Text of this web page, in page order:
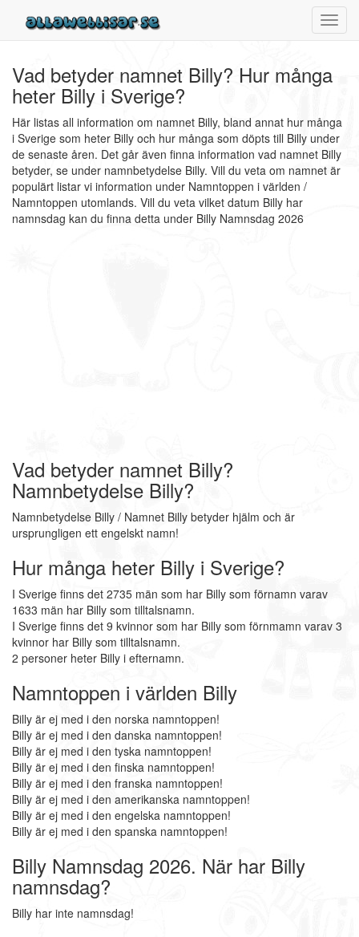
Vad betyder namnet Billy? Hur många
heter Billy i Sverige?
Här listas all information om namnet Billy, bland annat hur många
i Sverige som heter Billy och hur många som döpts till Billy under
de senaste åren. Det går även finna information vad namnet Billy
betyder, se under namnbetydelse Billy. Vill du veta om namnet är
populärt listar vi information under Namntoppen i världen /
Namntoppen utomlands. Vill du veta vilket datum Billy har
namnsdag kan du finna detta under Billy Namnsdag 2026
Vad betyder namnet Billy?
Namnbetydelse Billy?
Namnbetydelse Billy / Namnet Billy betyder hjälm och är
ursprungligen ett engelskt namn!
Hur många heter Billy i Sverige?
I Sverige finns det 2735 män som har Billy som förnamn varav
1633 män har Billy som tilltalsnamn.
I Sverige finns det 9 kvinnor som har Billy som förnmamn varav 3
kvinnor har Billy som tilltalsnamn.
2 personer heter Billy i efternamn.
Namntoppen i världen Billy
Billy är ej med i den norska namntoppen!
Billy är ej med i den danska namntoppen!
Billy är ej med i den tyska namntoppen!
Billy är ej med i den finska namntoppen!
Billy är ej med i den franska namntoppen!
Billy är ej med i den amerikanska namntoppen!
Billy är ej med i den engelska namntoppen!
Billy är ej med i den spanska namntoppen!
Billy Namnsdag 2026. När har Billy
namnsdag?
Billy har inte namnsdag!